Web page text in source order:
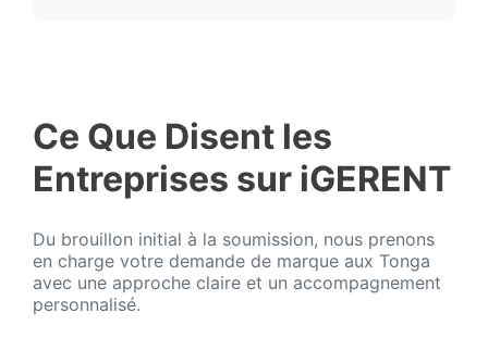
Ce Que Disent les
Entreprises sur iGERENT
Du brouillon initial à la soumission, nous prenons
en charge votre demande de marque aux Tonga
avec une approche claire et un accompagnement
personnalisé.